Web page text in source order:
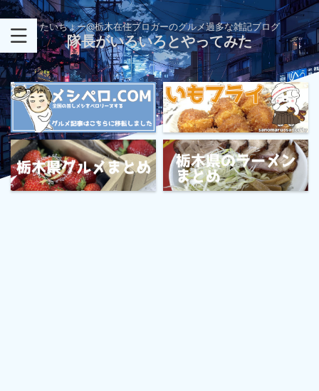
たいちょー@栃木在住ブロガーのグルメ過多な雑記ブログ
隊長がいろいろとやってみた